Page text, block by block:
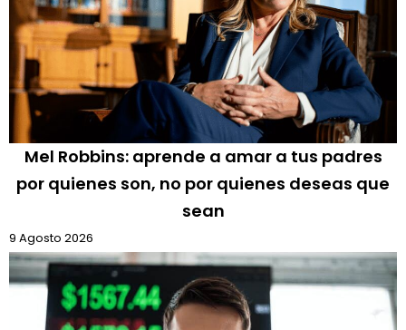
Mel Robbins: aprende a amar a tus padres
por quienes son, no por quienes deseas que
sean
9 Agosto 2026